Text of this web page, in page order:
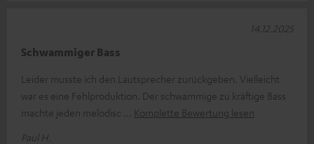
Schwammiger Bass
Leider musste ich den Lautsprecher zurückgeben. Vielleicht
war es eine Fehlproduktion. Der schwammige zu kräftige Bass
machte jeden melodisc
Komplette Bewertung lesen
Paul H.
14.12.2025